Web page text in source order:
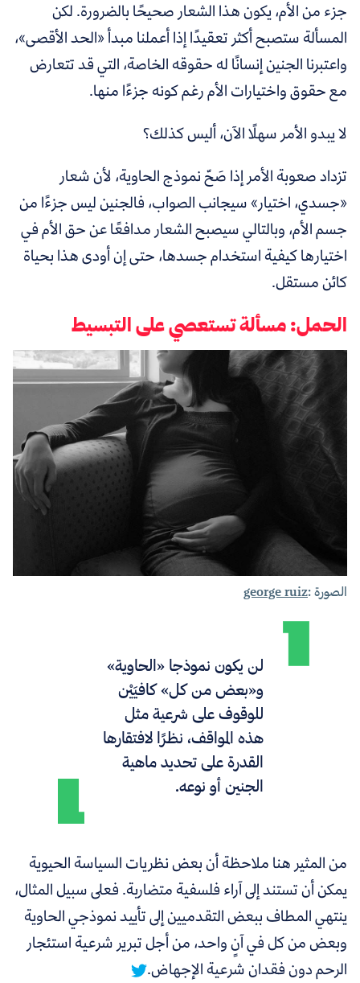
جزء من الأم، يكون هذا الشعار صحيحًا بالضرورة. لكن
المسألة ستصبح أكثر تعقيدًا إذا أعملنا مبدأ «الحد الأقصى»،
واعتبرنا الجنين إنسانًا له حقوقه الخاصة، التي قد تتعارض
مع حقوق واختيارات الأم رغم كونه جزءًا منها.
لا يبدو الأمر سهلًا الآن، أليس كذلك؟
تزداد صعوبة الأمر إذا صَحّ نموذج الحاوية، لأن شعار
«جسدي، اختيار» سيجانب الصواب، فالجنين ليس جزءًا من
جسم الأم، وبالتالي سيصبح الشعار مدافعًا عن حق الأم في
اختيارها كيفية استخدام جسدها، حتى إن أودى هذا بحياة
كائن مستقل.
الحمل: مسألة تستعصي على التبسيط
الصورة :george ruiz
لن يكون نموذجا «الحاوية»
و«بعض من كل» كافيَيْن
للوقوف على شرعية مثل
هذه المواقف، نظرًا لافتقارها
القدرة على تحديد ماهية
الجنين أو نوعه.
من المثير هنا ملاحظة أن بعض نظريات السياسة الحيوية
يمكن أن تستند إلى آراء فلسفية متضاربة. فعلى سبيل المثال،
ينتهي المطاف ببعض التقدميين إلى تأييد نموذجي الحاوية
وبعض من كل في آنٍ واحد، من أجل تبرير شرعية استئجار
الرحم دون فقدان شرعية الإجهاض.